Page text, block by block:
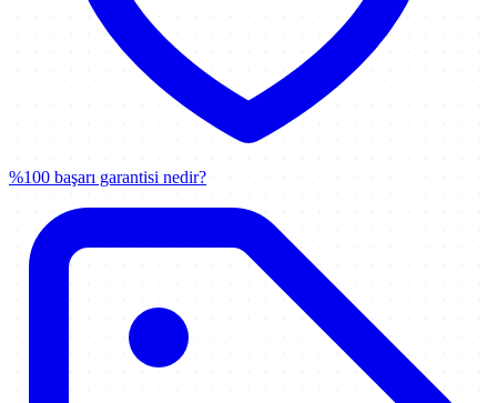
%100 başarı garantisi nedir?